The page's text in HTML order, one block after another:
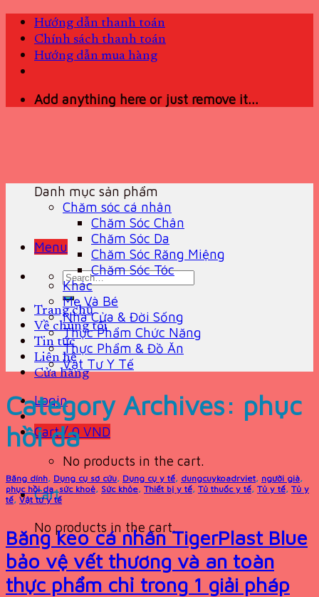
Skip
content
Hướng dẫn thanh toán
Chính sách thanh toán
Hướng dẫn mua hàng
Add anything here or just remove it...
Menu
Search
for:
Trang chủ
Về chúng tôi
Tin tức
Liên hệ
Cửa hàng
Login
Cart /0 VND
No products in the cart.
Cart
No products in the cart.
Danh mục sản phẩm
Chăm sóc cá nhân
Chăm Sóc Chân
Chăm Sóc Da
Chăm Sóc Răng Miệng
Chăm Sóc Tóc
Khác
Mẹ Và Bé
Nhà Cửa & Đời Sống
Thực Phẩm Chức Năng
Thực Phẩm & Đồ Ăn
Vật Tư Y Tế
Category Archives: phục
hồi da
Băng dính, Dụng cụ sơ cứu, Dụng cụ y tế, dungcuykoadrviet, người già,
phục hồi da,sức khoẻ, Sức khỏe, Thiết bị y tế, Tủ thuốc y tế, Tủ y tế, Tủ y
tế, Vật tư y tế
Băng keo cá nhân TigerPlast Blue
bảo vệ vết thương và an toàn
thực phẩm chỉ trong 1 giải pháp